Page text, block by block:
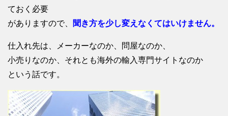
ておく必要
がありますので、
聞き方を少し変えなくてはいけません。
仕入れ先は、メーカーなのか、問屋なのか、
小売りなのか、それとも海外の輸入専門サイトなのか
という話です。